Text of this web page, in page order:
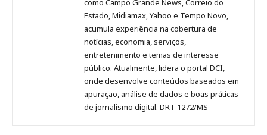
como Campo Grande News, Correio do
Estado, Midiamax, Yahoo e Tempo Novo,
acumula experiência na cobertura de
notícias, economia, serviços,
entretenimento e temas de interesse
público. Atualmente, lidera o portal DCI,
onde desenvolve conteúdos baseados em
apuração, análise de dados e boas práticas
de jornalismo digital. DRT 1272/MS